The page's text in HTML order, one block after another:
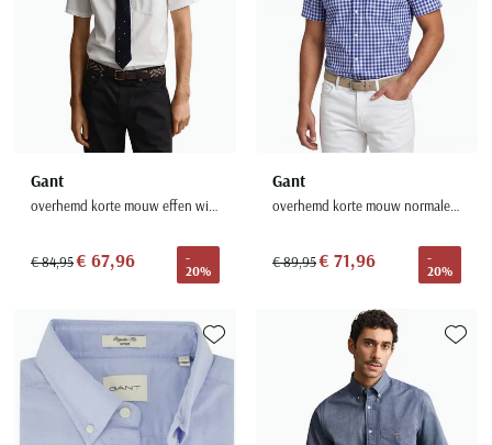
Gant
overhemd korte mouw effen wit normale fit katoen
€ 84,95€ 67,96
-
20%
Gant
overhemd korte mouw normale fit blauw geruit katoen
€ 89,95€ 71,96
-
20%
Toevoegen aan favorieten